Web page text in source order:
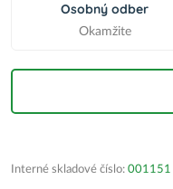
Osobný odber
Okamžite
Interné skladové číslo: 001151